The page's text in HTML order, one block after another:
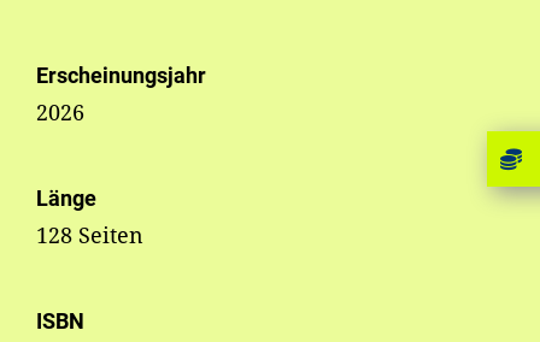
Erscheinungsjahr
2026
Länge
128 Seiten
ISBN